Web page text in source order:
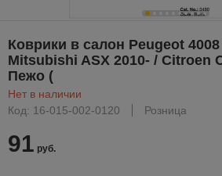
Коврики в салон Peugeot
Mitsubishi ASX 2010- / Citroen
Пежо (
Нет в наличии
Код: 16-015-002-0120
Розница
91 руб.